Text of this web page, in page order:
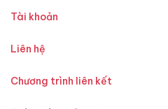
Tài khoản
Liên hệ
Chương trình liên kết